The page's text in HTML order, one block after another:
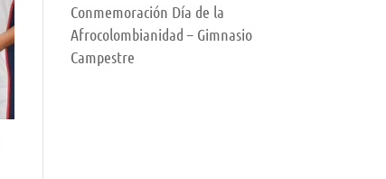
Conmemoración Día de la
Afrocolombianidad – Gimnasio
Campestre